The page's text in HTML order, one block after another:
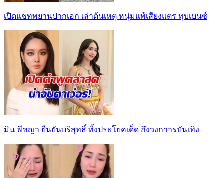
เปิดแชทพยานปากเอก เล่าต้นเหตุ หนุ่มแพ้เสียงแตร ทุบเบนซ์
มิน พีชญา ยืนยันบริสุทธิ์ ทิ้งประโยคเด็ด ถึงวงกาารบันเทิง